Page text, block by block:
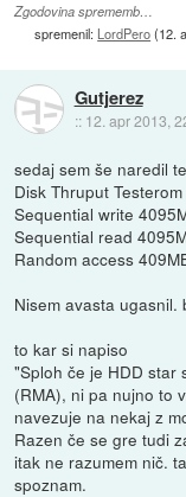
Zgodovina sprememb…
spremenil: LordPero(12.
Gutjerez
:: 12. apr 2013,
sedaj sem še naredil
Disk Thruput Testerom
Sequential write
Sequential read
Random access
Nisem avasta ugasnil.
to kar si napiso
"Sploh če je HDD star
(RMA), ni pa nujno to
navezuje na nekaj z
Razen če se gre tudi
itak ne razumem nič.
spoznam.